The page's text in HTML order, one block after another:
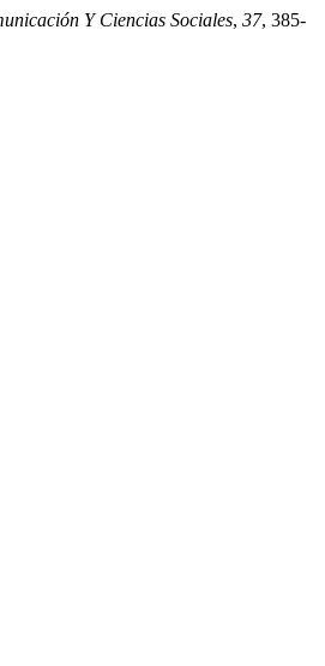
Y Ciencias Sociales, 37, 385-